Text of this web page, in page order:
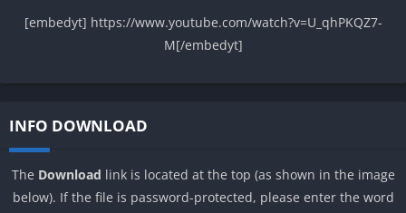
[embedyt] https://www.youtube.com/watch?v=U_qhPKQZ7-
M[/embedyt]
INFO DOWNLOAD
The Download link is located at the top (as shown in the image
below). If the file is password-protected, please enter the word